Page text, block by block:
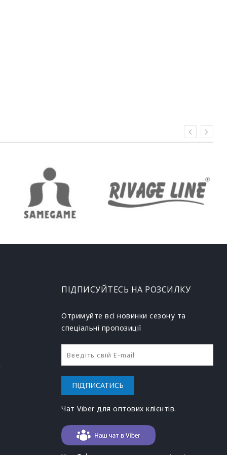
ПІДПИСУЙТЕСЬ НА РОЗСИЛКУ
Отримуйте всі новинки сезону та
спеціальні пропозиції
ПІДПИСАТИСЬ
Чат Viber для оптових клієнтів.